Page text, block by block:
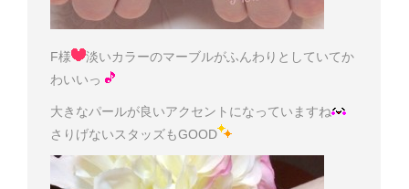
F様
淡いカラーのマーブルがふんわりとしていてか
わいいっ
大きなパールが良いアクセントになっていますね
さりげないスタッズもGOOD